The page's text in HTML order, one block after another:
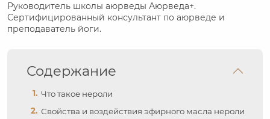
Руководитель школы аюрведы Аюрведа+.
Сертифицированный консультант по аюрведе и
преподаватель йоги.
Содержание
Что такое нероли
Свойства и воздействия эфирного масла нероли